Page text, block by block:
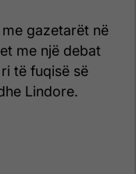
gazetarët në
me një debat
të fuqisë së
Lindore.